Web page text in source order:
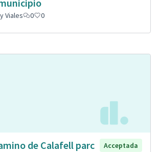
Viales 0 0
de Calafell parc
Acceptada